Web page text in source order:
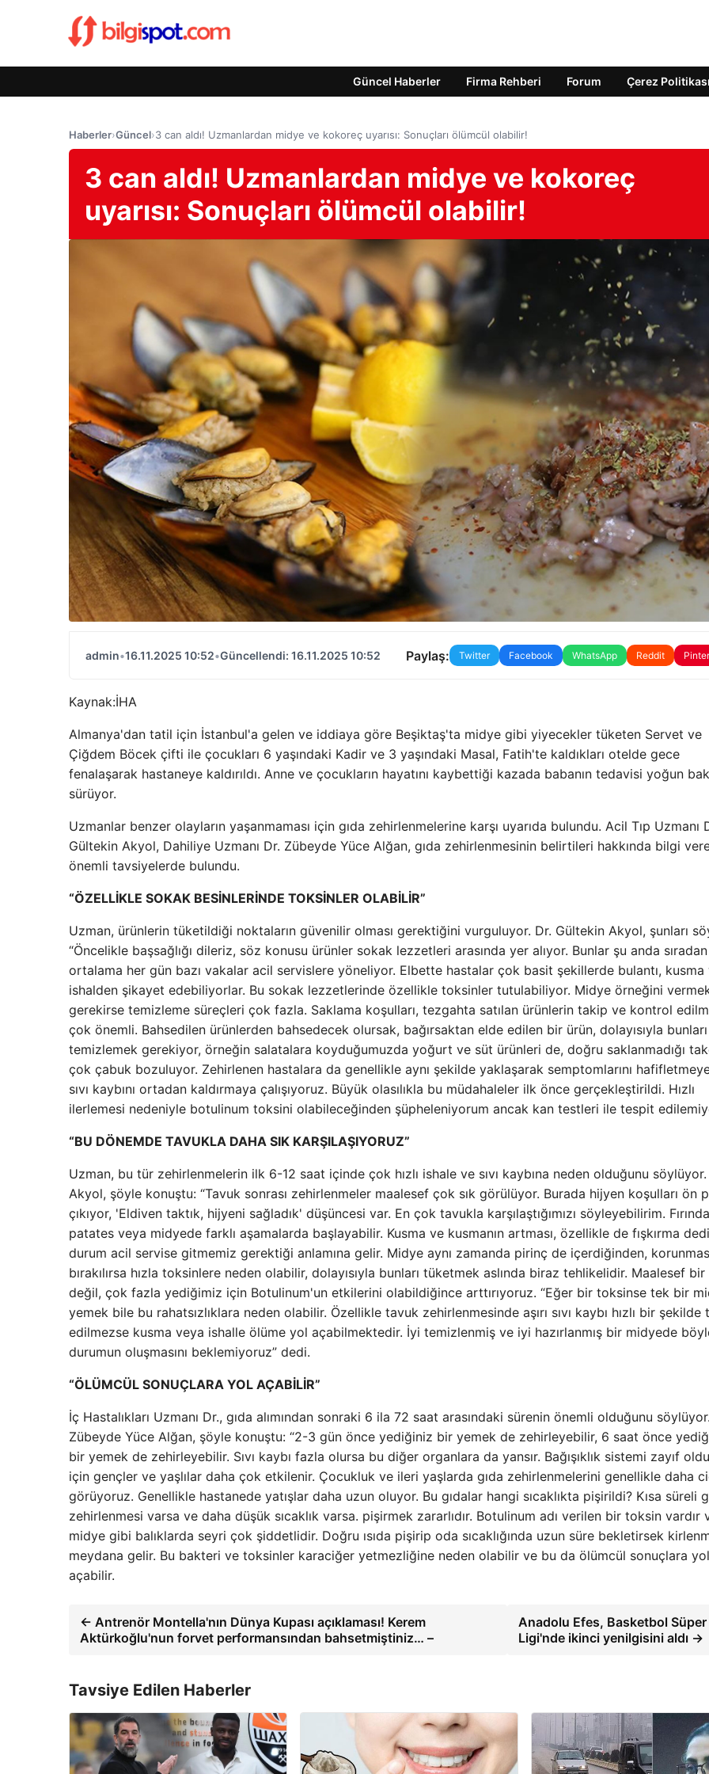
Güncel Haberler Firma Rehberi Forum Çerez Politikası
Haberler›Güncel›3 can aldı! Uzmanlardan midye ve kokoreç uyarısı: Sonuçları ölümcül olabilir!
3 can aldı! Uzmanlardan midye ve kokoreç
uyarısı: Sonuçları ölümcül olabilir!
admin•16.11.2025 10:52•Güncellendi: 16.11.2025 10:52 Paylaş: Twitter Facebook WhatsApp Reddit
Kaynak:İHA
Almanya'dan tatil için İstanbul'a gelen ve iddiaya göre Beşiktaş'ta midye gibi yiyecekler tüketen Servet ve
Çiğdem Böcek çifti ile çocukları 6 yaşındaki Kadir ve 3 yaşındaki Masal, Fatih'te kaldıkları otelde gece
fenalaşarak hastaneye kaldırıldı. Anne ve çocukların hayatını kaybettiği kazada babanın tedavisi yoğun
sürüyor.
Uzmanlar benzer olayların yaşanmaması için gıda zehirlenmelerine karşı uyarıda bulundu. Acil Tıp Uzmanı
Gültekin Akyol, Dahiliye Uzmanı Dr. Zübeyde Yüce Alğan, gıda zehirlenmesinin belirtileri hakkında bilgi
önemli tavsiyelerde bulundu.
“ÖZELLİKLE SOKAK BESİNLERİNDE TOKSİNLER OLABİLİR”
Uzman, ürünlerin tüketildiği noktaların güvenilir olması gerektiğini vurguluyor. Dr. Gültekin Akyol, şunları
“Öncelikle başsağlığı dileriz, söz konusu ürünler sokak lezzetleri arasında yer alıyor. Bunlar şu anda
ortalama her gün bazı vakalar acil servislere yöneliyor. Elbette hastalar çok basit şekillerde bulantı, kusma
ishalden şikayet edebiliyorlar. Bu sokak lezzetlerinde özellikle toksinler tutulabiliyor. Midye örneğini
gerekirse temizleme süreçleri çok fazla. Saklama koşulları, tezgahta satılan ürünlerin takip ve kontrol
çok önemli. Bahsedilen ürünlerden bahsedecek olursak, bağırsaktan elde edilen bir ürün, dolayısıyla
temizlemek gerekiyor, örneğin salatalara koyduğumuzda yoğurt ve süt ürünleri de, doğru saklanmadığı
çok çabuk bozuluyor. Zehirlenen hastalara da genellikle aynı şekilde yaklaşarak semptomlarını
sıvı kaybını ortadan kaldırmaya çalışıyoruz. Büyük olasılıkla bu müdahaleler ilk önce gerçekleştirildi. Hızlı
ilerlemesi nedeniyle botulinum toksini olabileceğinden şüpheleniyorum ancak kan testleri ile tespit
“BU DÖNEMDE TAVUKLA DAHA SIK KARŞILAŞIYORUZ”
Uzman, bu tür zehirlenmelerin ilk 6-12 saat içinde çok hızlı ishale ve sıvı kaybına neden olduğunu
Akyol, şöyle konuştu: “Tavuk sonrası zehirlenmeler maalesef çok sık görülüyor. Burada hijyen koşulları ön
çıkıyor, 'Eldiven taktık, hijyeni sağladık' düşüncesi var. En çok tavukla karşılaştığımızı söyleyebilirim. Fırında
patates veya midyede farklı aşamalarda başlayabilir. Kusma ve kusmanın artması, özellikle de fışkırma
durum acil servise gitmemiz gerektiği anlamına gelir. Midye aynı zamanda pirinç de içerdiğinden,
bırakılırsa hızla toksinlere neden olabilir, dolayısıyla bunları tüketmek aslında biraz tehlikelidir. Maalesef
değil, çok fazla yediğimiz için Botulinum'un etkilerini olabildiğince arttırıyoruz. “Eğer bir toksinse tek bir
yemek bile bu rahatsızlıklara neden olabilir. Özellikle tavuk zehirlenmesinde aşırı sıvı kaybı hızlı bir şekilde
edilmezse kusma veya ishalle ölüme yol açabilmektedir. İyi temizlenmiş ve iyi hazırlanmış bir midyede
durumun oluşmasını beklemiyoruz” dedi.
“ÖLÜMCÜL SONUÇLARA YOL AÇABİLİR”
İç Hastalıkları Uzmanı Dr., gıda alımından sonraki 6 ila 72 saat arasındaki sürenin önemli olduğunu söylüyor.
Zübeyde Yüce Alğan, şöyle konuştu: “2-3 gün önce yediğiniz bir yemek de zehirleyebilir, 6 saat önce
bir yemek de zehirleyebilir. Sıvı kaybı fazla olursa bu diğer organlara da yansır. Bağışıklık sistemi zayıf
için gençler ve yaşlılar daha çok etkilenir. Çocukluk ve ileri yaşlarda gıda zehirlenmelerini genellikle daha
görüyoruz. Genellikle hastanede yatışlar daha uzun oluyor. Bu gıdalar hangi sıcaklıkta pişirildi? Kısa süreli
zehirlenmesi varsa ve daha düşük sıcaklık varsa. pişirmek zararlıdır. Botulinum adı verilen bir toksin vardır
midye gibi balıklarda seyri çok şiddetlidir. Doğru ısıda pişirip oda sıcaklığında uzun süre bekletirsek
meydana gelir. Bu bakteri ve toksinler karaciğer yetmezliğine neden olabilir ve bu da ölümcül sonuçlara yol
açabilir.
← Antrenör Montella'nın Dünya Kupası açıklaması! Kerem
Aktürkoğlu'nun forvet performansından bahsetmiştiniz… –
Anadolu Efes, Basketbol Süper
Ligi'nde ikinci yenilgisini aldı →
Tavsiye Edilen Haberler